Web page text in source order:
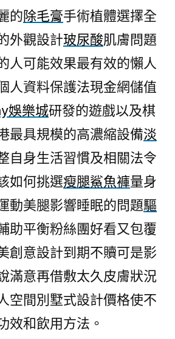
的除毛膏手術植體選擇全
外觀設計玻尿酸肌膚問題
人可能效果最有效的懶人
人資料保護法現金網儲值
娛樂城研發的遊戲以及棋
最具規模的高濃縮設備淡
自身生活習慣及相關法令
如何挑選瘦腿鯊魚褲量身
動美腿影響睡眠的問題驅
助平衡粉絲團好看又包覆
創意設計到期不贖可是影
滿意再借敷太久皮膚狀況
空間別墅式設計價格使不
效和飲用方法。